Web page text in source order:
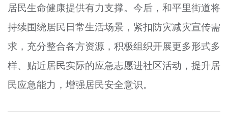
居民生命健康提供有力支撑。今后，和平里街道将
持续围绕居民日常生活场景，紧扣防灾减灾宣传需
求，充分整合各方资源，积极组织开展更多形式多
样、贴近居民实际的应急志愿进社区活动，提升居
民应急能力，增强居民安全意识。